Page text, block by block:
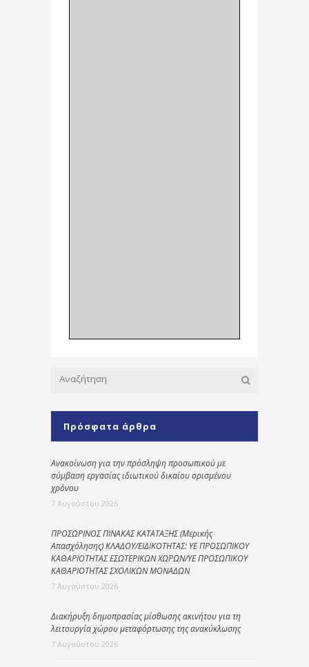
Πρόσφατα άρθρα
Ανακοίνωση για την πρόσληψη προσωπικού με
σύμβαση εργασίας ιδιωτικού δικαίου ορισμένου
χρόνου
7 Αυγούστου 2026
ΠΡΟΣΩΡΙΝΟΣ ΠΙΝΑΚΑΣ ΚΑΤΑΤΑΞΗΣ (Μερικής
Απασχόλησης) ΚΛΑΔΟΥ/ΕΙΔΙΚΟΤΗΤΑΣ: ΥΕ ΠΡΟΣΩΠΙΚΟΥ
ΚΑΘΑΡΙΟΤΗΤΑΣ ΕΣΩΤΕΡΙΚΩΝ ΧΩΡΩΝ/ΥΕ ΠΡΟΣΩΠΙΚΟΥ
ΚΑΘΑΡΙΟΤΗΤΑΣ ΣΧΟΛΙΚΩΝ ΜΟΝΑΔΩΝ
7 Αυγούστου 2026
Διακήρυξη δημοπρασίας μίσθωσης ακινήτου για τη
λειτουργία χώρου μεταφόρτωσης της ανακύκλωσης
7 Αυγούστου 2026